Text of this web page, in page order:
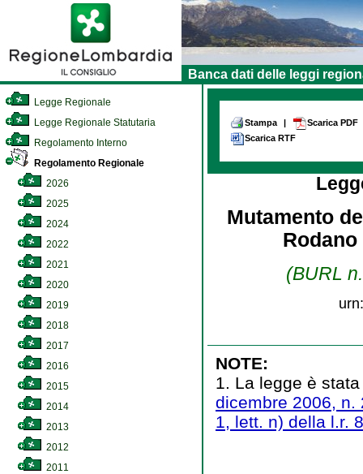
Banca dati delle leggi
Legge Regionale
Legge Regionale Statutaria
Regolamento Interno
Regolamento Regionale
2026
2025
2024
2022
2021
2020
2019
2018
2017
2016
2015
2014
2013
2012
2011
Stampa |
Scarica PDF
Scarica RTF
Mutamento
(BURL
NOTE:
1. La legge è
dicembre 2006, n.
1, lett. n) della l.r.